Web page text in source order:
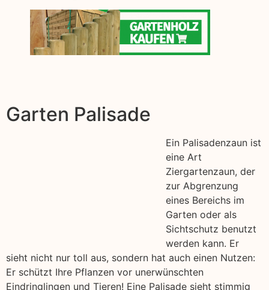
Garten Palisade
Ein Palisadenzaun ist
eine Art
Ziergartenzaun, der
zur Abgrenzung
eines Bereichs im
Garten oder als
Sichtschutz benutzt
werden kann. Er
sieht nicht nur toll aus, sondern hat auch einen Nutzen:
Er schützt Ihre Pflanzen vor unerwünschten
Eindringlingen und Tieren! Eine Palisade sieht stimmig